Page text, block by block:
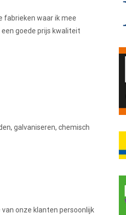
fabrieken waar ik mee
goede prijs kwaliteit
galvaniseren, chemisch
onze klanten persoonlijk